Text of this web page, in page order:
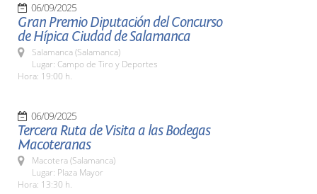
06/09/2025
Gran Premio Diputación del Concurso
de Hípica Ciudad de Salamanca
Salamanca (Salamanca)
Lugar: Campo de Tiro y Deportes
Hora: 19:00 h.
06/09/2025
Tercera Ruta de Visita a las Bodegas
Macoteranas
Macotera (Salamanca)
Lugar: Plaza Mayor
Hora: 13:30 h.